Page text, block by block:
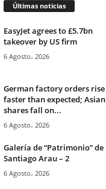
Últimas noticias
EasyJet agrees to £5.7bn
takeover by US firm
6 Agosto، 2026
German factory orders rise
faster than expected; Asian
shares fall on...
6 Agosto، 2026
Galería de “Patrimonio” de
Santiago Arau – 2
6 Agosto، 2026